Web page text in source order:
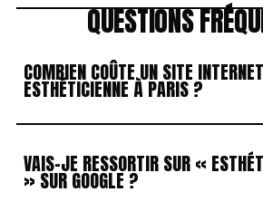
QUESTIONS
COMBIEN COÛTE UN SITE
ESTHÉTICIENNE À PARIS ?
VAIS-JE RESSORTIR SUR «
» SUR GOOGLE ?